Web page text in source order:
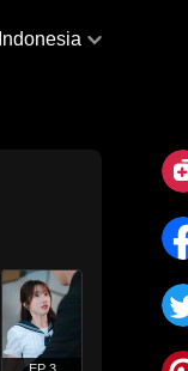
EP 3